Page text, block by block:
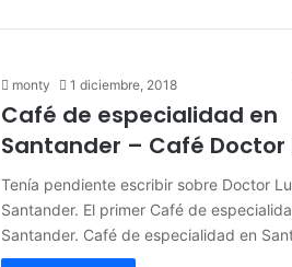
monty 1 diciembre, 2018
Café de especialidad en
Santander – Café Doctor
Tenía pendiente escribir sobre Doctor
Santander. El primer Café de
Santander. Café de especialidad en